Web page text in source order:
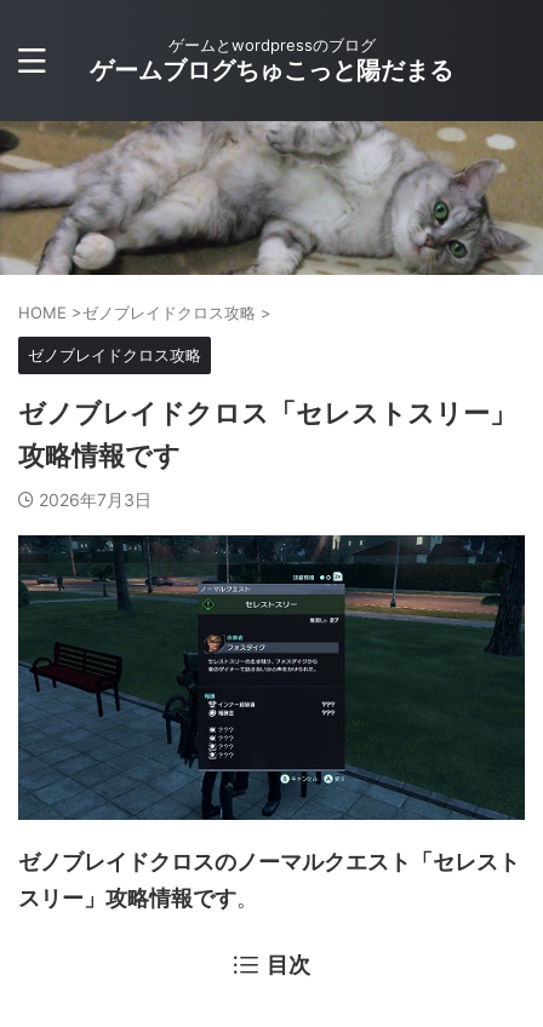
ゲームとwordpressのブログ
ゲームブログちゅこっと陽だまる
HOME >ゼノブレイドクロス攻略 >
ゼノブレイドクロス攻略
ゼノブレイドクロス「セレストスリー」
攻略情報です
2026年7月3日
ゼノブレイドクロスのノーマルクエスト「セレスト
スリー」攻略情報です。
目次